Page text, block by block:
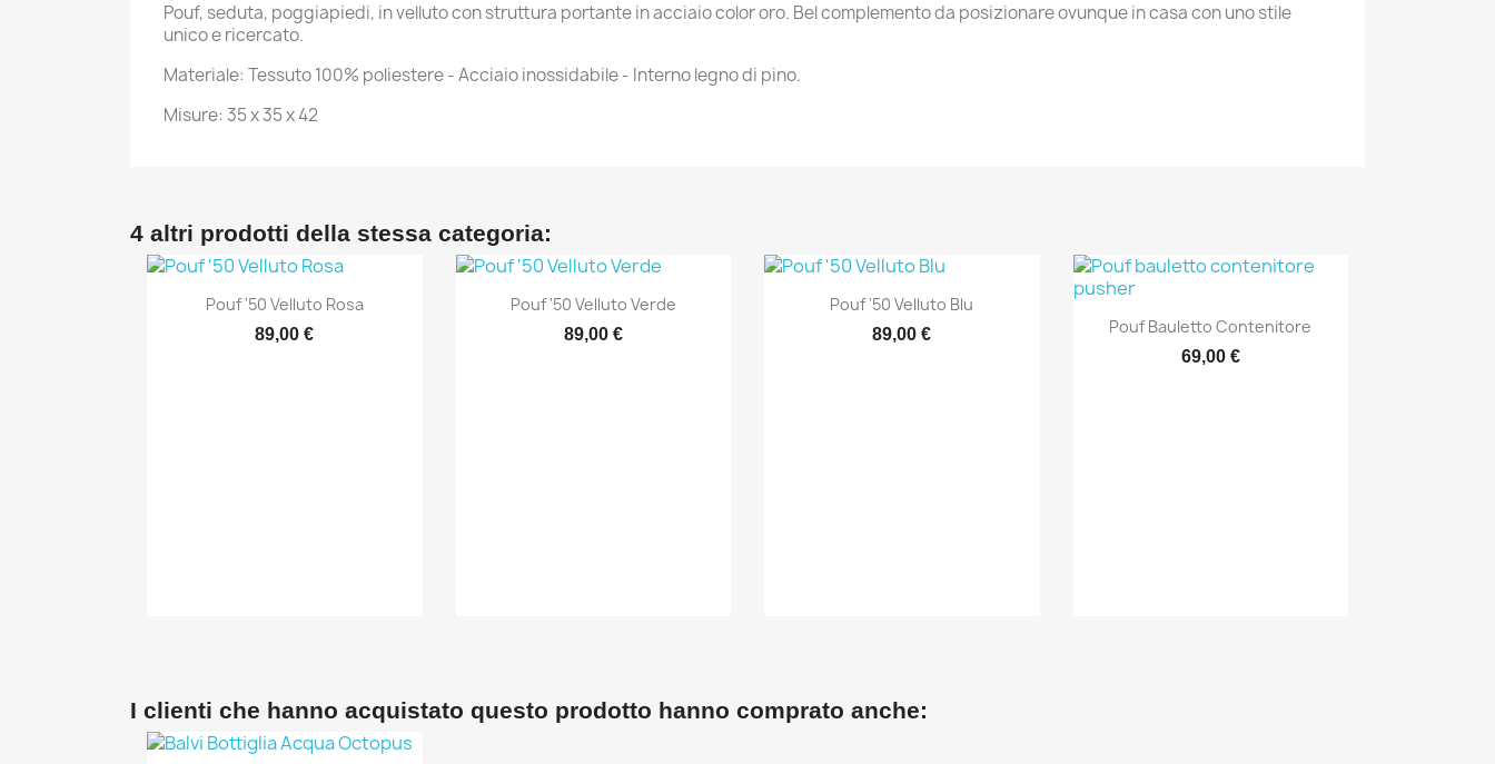
Pouf, seduta, poggiapiedi, in velluto con struttura portante in acciaio color oro. Bel complemento da posizionare ovunque in casa con uno stile
unico e ricercato.
Materiale: Tessuto 100% poliestere - Acciaio inossidabile - Interno legno di pino.
Misure: 35 x 35 x 42
4 altri prodotti della stessa categoria:
Anteprima
Pouf '50 Velluto Rosa
89,00 €
Anteprima
Pouf '50 Velluto Verde
89,00 €
Anteprima
Pouf '50 Velluto Blu
89,00 € Anteprima
Pouf Bauletto Contenitore
69,00 €
I clienti che hanno acquistato questo prodotto hanno comprato anche: